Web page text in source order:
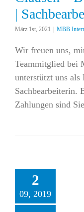
|
März 1st, 2021 MBB
Wir freuen uns,
Teammitglied bei
unterstützt uns
Sachbearbeiterin.
Zahlungen sind
2
09, 2019
Teammitglied –